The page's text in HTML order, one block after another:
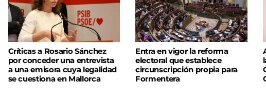
Críticas a Rosario Sánchez
por conceder una entrevista
a una emisora cuya legalidad
se cuestiona en Mallorca
Entra en vigor la reforma
electoral que establece
circunscripción propia para
Formentera